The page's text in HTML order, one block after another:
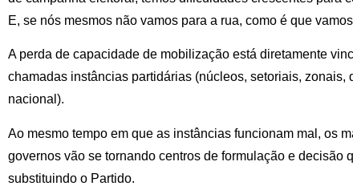
E, se nós mesmos não vamos para a rua, como é que
A perda de capacidade de mobilização está diretamente
chamadas instâncias partidárias (núcleos, setoriais, zonais,
nacional).
Ao mesmo tempo em que as instâncias funcionam mal, os
governos vão se tornando centros de formulação e decisão
substituindo o Partido.